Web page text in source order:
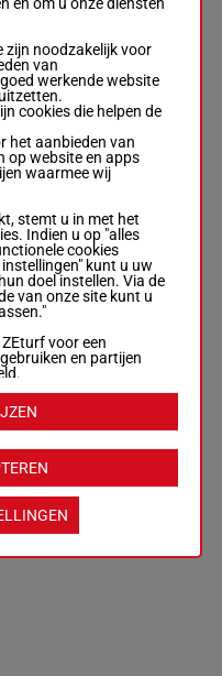
zijn noodzakelijk voor
van
werkende website
cookies die helpen de
het aanbieden van
op website en apps
waarmee wij
stemt u in met het
Indien u op "alles
cookies
kunt u uw
doel instellen. Via de
van onze site kunt u
voor een
en partijen